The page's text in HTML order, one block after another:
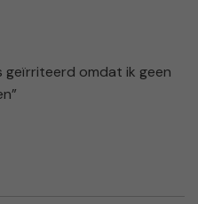
geïrriteerd omdat ik geen